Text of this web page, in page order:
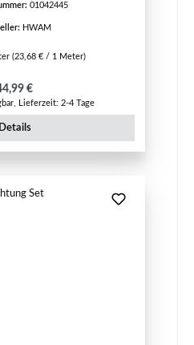
01042445
HWAM
(23,68 € / 1 Meter)
Preis:
€
Lieferzeit: 2-4 Tage
Details